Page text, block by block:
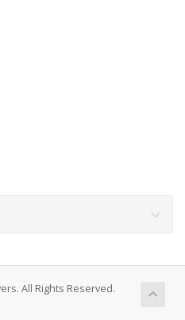
All Rights Reserved.